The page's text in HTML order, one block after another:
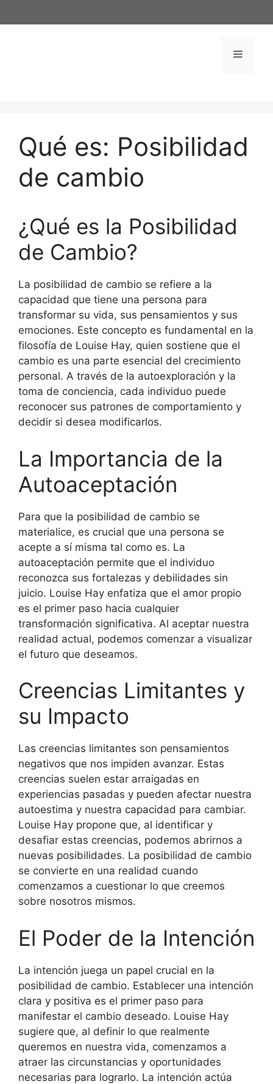
al
Menú
Qué es: Posibilidad
de cambio
¿Qué es la Posibilidad
de Cambio?
La posibilidad de cambio se refiere a la
capacidad que tiene una persona para
transformar su vida, sus pensamientos y sus
emociones. Este concepto es fundamental en la
filosofía de Louise Hay, quien sostiene que el
cambio es una parte esencial del crecimiento
personal. A través de la autoexploración y la
toma de conciencia, cada individuo puede
reconocer sus patrones de comportamiento y
decidir si desea modificarlos.
La Importancia de la
Autoaceptación
Para que la posibilidad de cambio se
materialice, es crucial que una persona se
acepte a sí misma tal como es. La
autoaceptación permite que el individuo
reconozca sus fortalezas y debilidades sin
juicio. Louise Hay enfatiza que el amor propio
es el primer paso hacia cualquier
transformación significativa. Al aceptar nuestra
realidad actual, podemos comenzar a visualizar
el futuro que deseamos.
Creencias Limitantes y
su Impacto
Las creencias limitantes son pensamientos
negativos que nos impiden avanzar. Estas
creencias suelen estar arraigadas en
experiencias pasadas y pueden afectar nuestra
autoestima y nuestra capacidad para cambiar.
Louise Hay propone que, al identificar y
desafiar estas creencias, podemos abrirnos a
nuevas posibilidades. La posibilidad de cambio
se convierte en una realidad cuando
comenzamos a cuestionar lo que creemos
sobre nosotros mismos.
El Poder de la Intención
La intención juega un papel crucial en la
posibilidad de cambio. Establecer una intención
clara y positiva es el primer paso para
manifestar el cambio deseado. Louise Hay
sugiere que, al definir lo que realmente
queremos en nuestra vida, comenzamos a
atraer las circunstancias y oportunidades
necesarias para lograrlo. La intención actúa